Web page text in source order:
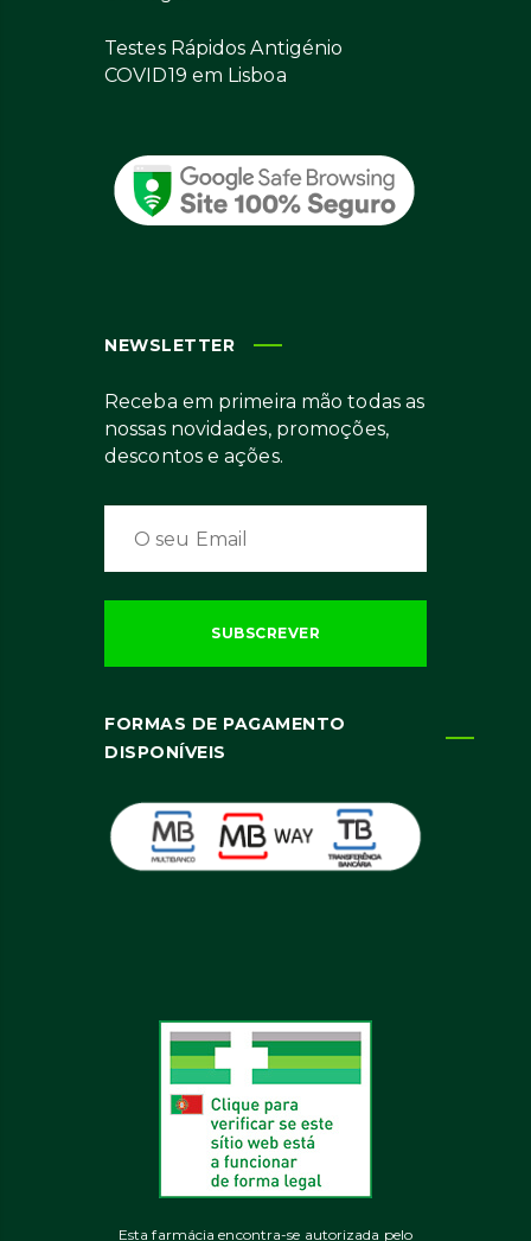
Testes Rápidos Antigénio
COVID19 em Lisboa
NEWSLETTER
Receba em primeira mão todas as
nossas novidades, promoções,
descontos e ações.
FORMAS DE PAGAMENTO
DISPONÍVEIS
Esta farmácia encontra-se autorizada pelo